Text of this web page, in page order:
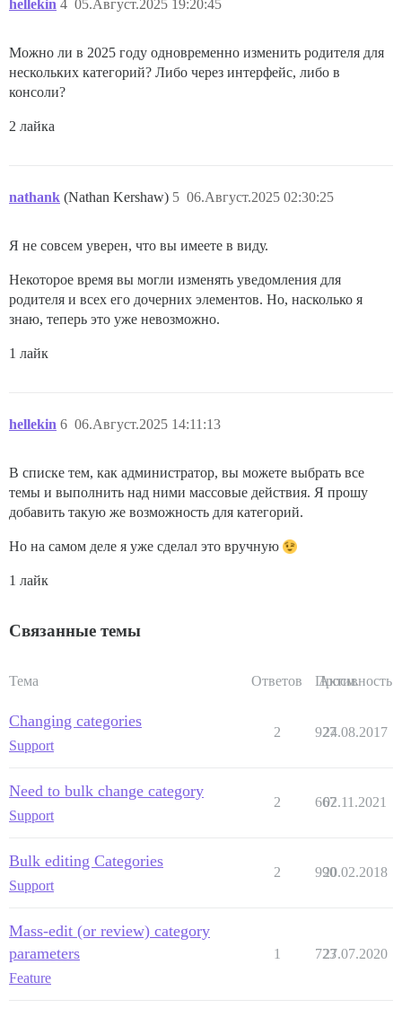
hellekin 05.Август.2025 19:20:45
4
Можно ли в 2025 году одновременно изменить родителя для
нескольких категорий? Либо через интерфейс, либо в
консоли?
2 лайка
nathank (Nathan Kershaw) 06.Август.2025 02:30:25
5
Я не совсем уверен, что вы имеете в виду.
Некоторое время вы могли изменять уведомления для
родителя и всех его дочерних элементов. Но, насколько я
знаю, теперь это уже невозможно.
1 лайк
hellekin 06.Август.2025 14:11:13
6
В списке тем, как администратор, вы можете выбрать все
темы и выполнить над ними массовые действия. Я прошу
добавить такую же возможность для категорий.
Но на самом деле я уже сделал это вручную
1 лайк
Связанные темы
Тема Ответов Просм.
Активность
Changing categories
Support
2 927
24.08.2017
Need to bulk change category
Support
2 667
02.11.2021
Bulk editing Categories
Support
2 990
20.02.2018
Mass-edit (or review) category
parameters
Feature
1 723
27.07.2020